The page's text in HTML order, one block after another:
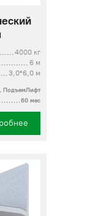
4000 кг
6 м
3,0*6,0 м
ПодъемЛифт
60 мес